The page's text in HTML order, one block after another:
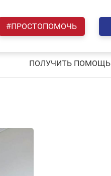
#ПРОСТОПОМОЧЬ
ПОЛУЧИТЬ ПОМОЩЬ